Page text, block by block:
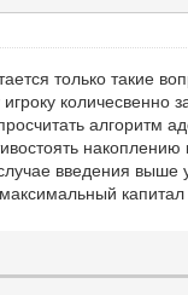
только такие
количесвенно
алгоритм
введения